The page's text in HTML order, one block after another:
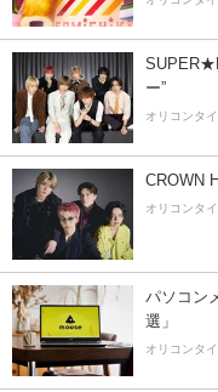
ー”
オリコンタ
CROWN
オリコンタ
パソコン
選」
オリコンタ